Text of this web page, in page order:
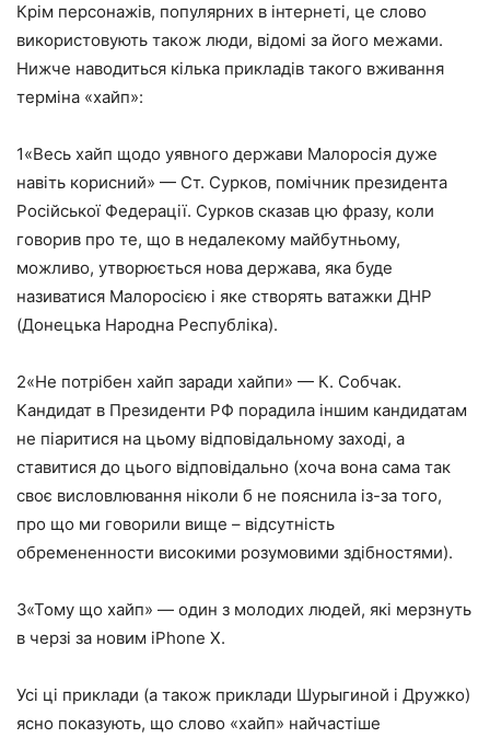
Крім персонажів, популярних в інтернеті, це слово
використовують також люди, відомі за його межами.
Нижче наводиться кілька прикладів такого вживання
терміна «хайп»:
1«Весь хайп щодо уявного держави Малоросія дуже
навіть корисний» — Ст. Сурков, помічник президента
Російської Федерації. Сурков сказав цю фразу, коли
говорив про те, що в недалекому майбутньому,
можливо, утворюється нова держава, яка буде
називатися Малоросією і яке створять ватажки ДНР
(Донецька Народна Республіка).
2«Не потрібен хайп заради хайпи» — К. Собчак.
Кандидат в Президенти РФ порадила іншим кандидатам
не піаритися на цьому відповідальному заході, а
ставитися до цього відповідально (хоча вона сама так
своє висловлювання ніколи б не пояснила із-за того,
про що ми говорили вище – відсутність
обремененности високими розумовими здібностями).
3«Тому що хайп» — один з молодих людей, які мерзнуть
в черзі за новим iPhone X.
Усі ці приклади (а також приклади Шурыгиной і Дружко)
ясно показують, що слово «хайп» найчастіше